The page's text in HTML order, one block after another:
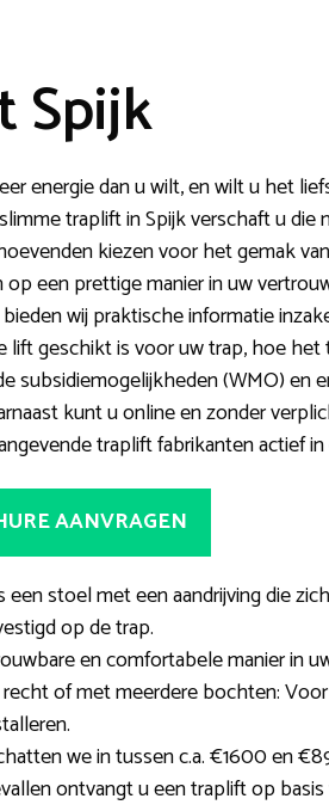
Spijk
energie dan u wilt, en wilt u het
traplift in Spijk verschaft u die
kiezen voor het gemak
een prettige manier in uw
wij praktische informatie
lift geschikt is voor uw trap, hoe
subsidiemogelijkheden (WMO) en
kunt u online en zonder
traplift fabrikanten actief
AANVRAGEN
een stoel met een aandrijving die
op de trap.
en comfortabele manier in
recht of met meerdere bochten:
we in tussen c.a. €1600 en
ontvangt u een traplift op basis